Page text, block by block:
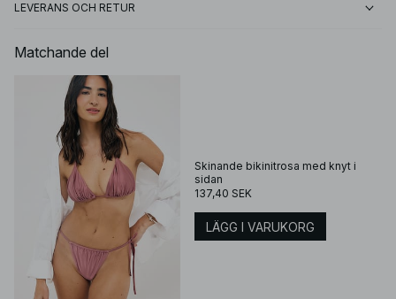
LEVERANS OCH RETUR
Matchande del
Skinande bikinitrosa med knyt i
sidan
137,40 SEK
LÄGG I VARUKORG